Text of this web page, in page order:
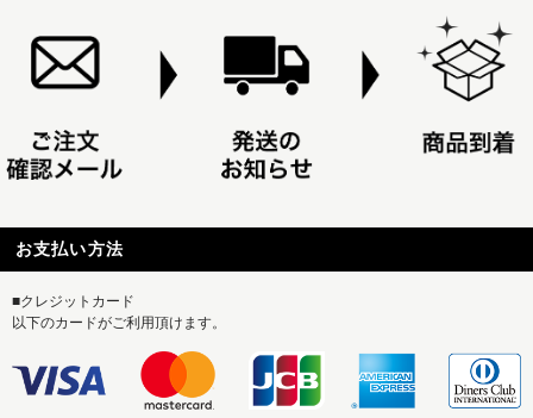
お支払い方法
■クレジットカード
以下のカードがご利用頂けます。